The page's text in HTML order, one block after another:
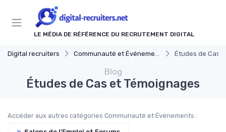
LE MÉDIA DE RÉFÉRENCE DU RECRUTEMENT DIGITAL
Digital recruiters Communauté et Événements Études de Cas
Blog
Études de Cas et Témoignages
Accéder aux autres catégories Communauté et Événements :
Panneau de gestion des cookies